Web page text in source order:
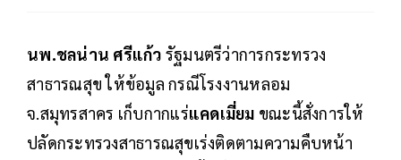
นพ.ชลน่าน ศรีแก้ว รัฐมนตรีว่าการกระทรวง
สาธารณสุข ให้ข้อมูล กรณีโรงงานหลอม
จ.สมุทรสาคร เก็บกากแร่แคดเมี่ยม ขณะนี้สั่งการให้
ปลัดกระทรวงสาธารณสุขเร่งติดตามความคืบหน้า